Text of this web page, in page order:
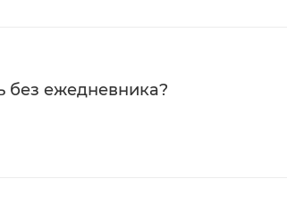
без ежедневника?